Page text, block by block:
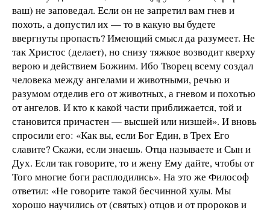
ваш) не заповедал. Если он не запретил вам гнев и
похоть, а допустил их — то в какую вы будете
ввергнуты пропасть? Имеющий смысл да разумеет. Не
так Христос (делает), но снизу тяжкое возводит кверху
верою и действием Божиим. Ибо Творец всему создал
человека между ангелами и животными, речью и
разумом отделив его от животных, а гневом и похотью
от ангелов. И кто к какой части приближается, той и
становится причастен — высшей или низшей». И вновь
спросили его: «Как вы, если Бог Един, в Трех Его
славите? Скажи, если знаешь. Отца называете и Сын и
Дух. Если так говорите, то и жену Ему дайте, чтобы от
Того многие боги расплодились». На это же Философ
ответил: «Не говорите такой бесчинной хулы. Мы
хорошо научились от (святых) отцов и от пророков и